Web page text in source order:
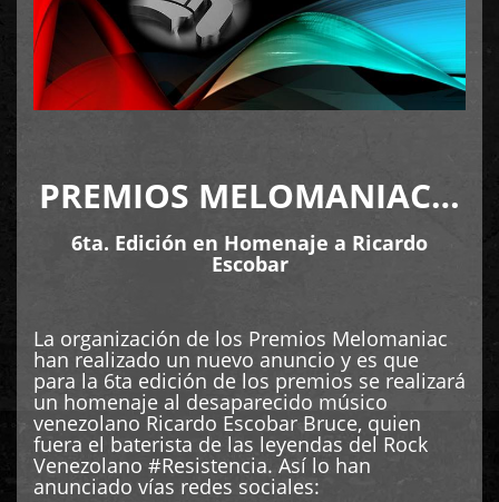
PREMIOS MELOMANIAC…
6ta. Edición en Homenaje a Ricardo
Escobar
La organización de los Premios Melomaniac
han realizado un nuevo anuncio y es que
para la 6ta edición de los premios se realizará
un homenaje al desaparecido músico
venezolano Ricardo Escobar Bruce, quien
fuera el baterista de las leyendas del Rock
Venezolano #Resistencia. Así lo han
anunciado vías redes sociales: